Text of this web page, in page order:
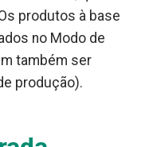
produtos à base
no Modo de
também ser
produção).